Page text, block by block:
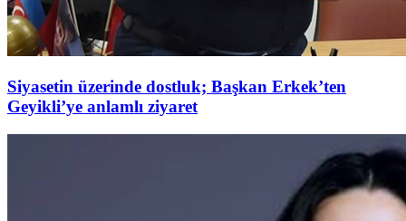
Siyasetin üzerinde dostluk; Başkan Erkek’ten
Geyikli’ye anlamlı ziyaret